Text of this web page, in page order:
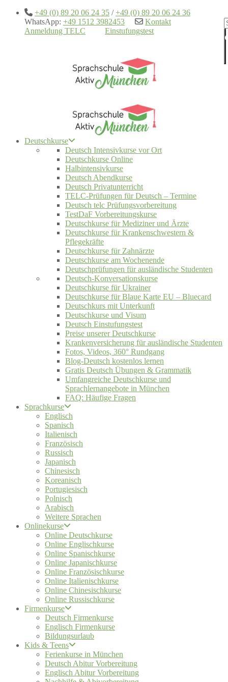
+49 (0) 89 20 06 24 35 /+49 (0) 89 20 06 24 36
WhatsApp: +49 1512 3982453
Kontakt
Anmeldung TELC
Einstufungstest
Deutschkurse
Deutsch Intensivkurse vor Ort
Deutschkurse Online
Halbintensivkurse
Deutsch Abendkurse
Deutsch Privatunterricht
TELC-Prüfungen für Deutsch – Termine
Deutsch telc Prüfungsvorbereitung
TestDaF Vorbereitungskurse
Deutschkurse für Mediziner und Ärzte
Deutschkurse für Krankenschwestern &
Pflegekräfte
Deutschkurse für Zahnärzte
Deutschkurse am Wochenende
Deutschprüfungen für ausländische Studenten
Deutsch-Konversationskurse
Deutschkurse für Ukrainer
Deutschkurse für Blaue Karte EU – Bluecard
Deutschkurs mit Unterkunft
Deutschkurse und Visum
Deutsch Einstufungstest
Preise unserer Deutschkurse
Krankenversicherung für ausländische Studenten
Fotos, Videos, 360° Rundgang
Blog-Deutsch kostenlos lernen
Gratis Deutsch Übungen & Grammatik
Umfangreiche Deutschkurse und
Sprachlernangebote in München
FAQ: Häufige Fragen
Sprachkurse
Englisch
Spanisch
Italienisch
Französisch
Russisch
Japanisch
Chinesisch
Koreanisch
Portugiesisch
Polnisch
Arabisch
Weitere Sprachen
Onlinekurse
Online Deutschkurse
Online Englischkurse
Online Spanischkurse
Online Japanischkurse
Online Französischkurse
Online Italienischkurse
Online Chinesischkurse
Online Russischkurse
Firmenkurse
Deutsch Firmenkurse
Englisch Firmenkurse
Bildungsurlaub
Kids & Teens
Ferienkurse in München
Deutsch Abitur Vorbereitung
Englisch Abitur Vorbereitung